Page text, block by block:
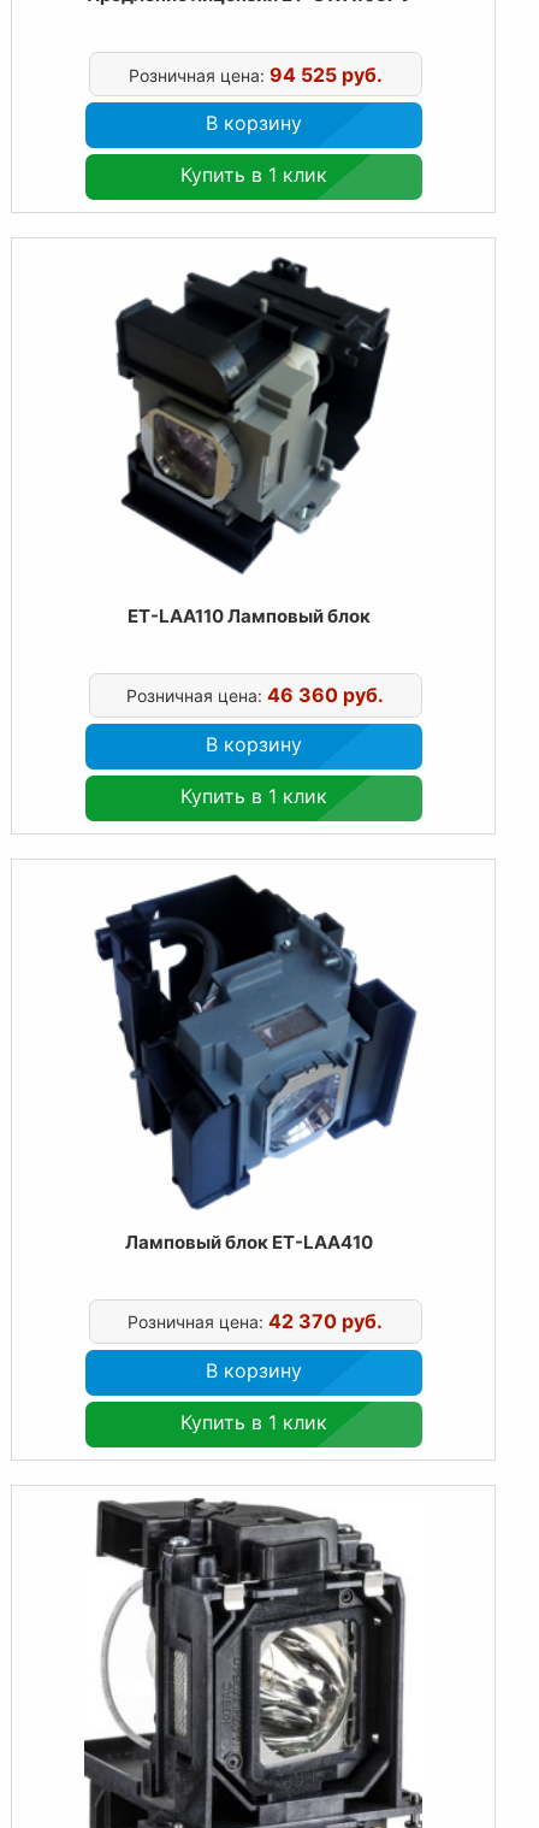
Розничная цена: 94 525 руб.
В корзину
Купить в 1 клик
ET-LAA110 Ламповый блок
Розничная цена:46 360 руб.
В корзину
Купить в 1 клик
Ламповый блок ET-LAA410
Розничная цена:42 370 руб.
В корзину
Купить в 1 клик